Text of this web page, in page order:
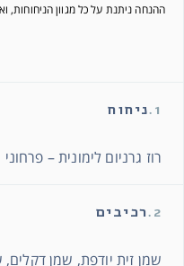
ההנחה ניתנת על כל מגוון הניחוחות,
1. ניחוח
רוז גרניום לימונית – פרחוני
2. רכיבים
שמן זית יודפת, שמן